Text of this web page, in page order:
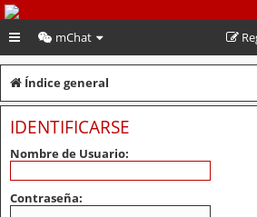
PeruVoley.com
mChat
Índice general
IDENTIFICARSE
Nombre de Usuario:
Contraseña: